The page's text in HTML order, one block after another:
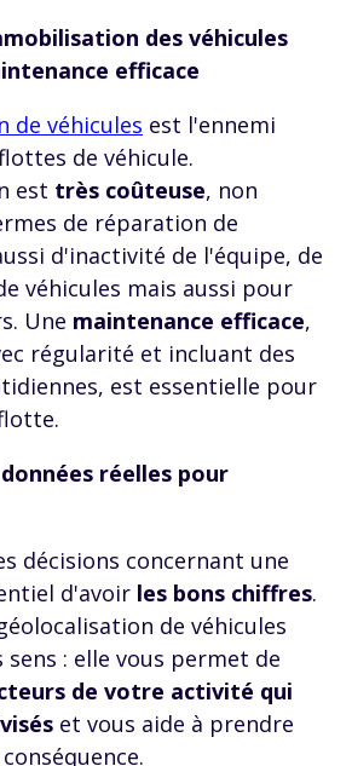
des véhicules
efficace
de véhicules est l'ennemi
de véhicule.
est très coûteuse, non
de réparation de
d'inactivité de l'équipe, de
véhicules mais aussi pour
Une maintenance efficace,
régularité et incluant des
est essentielle pour
réelles pour
décisions concernant une
d'avoir les bons chiffres.
de véhicules
: elle vous permet de
de votre activité qui
et vous aide à prendre